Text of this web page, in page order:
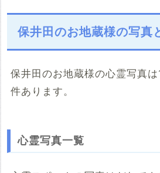
※「共有HTML」はパソコンでしか取得
保井田のお地蔵様の写真
保井田のお地蔵様の心霊写真
件あります。
心霊写真一覧